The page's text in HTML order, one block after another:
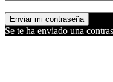
Se te ha enviado una